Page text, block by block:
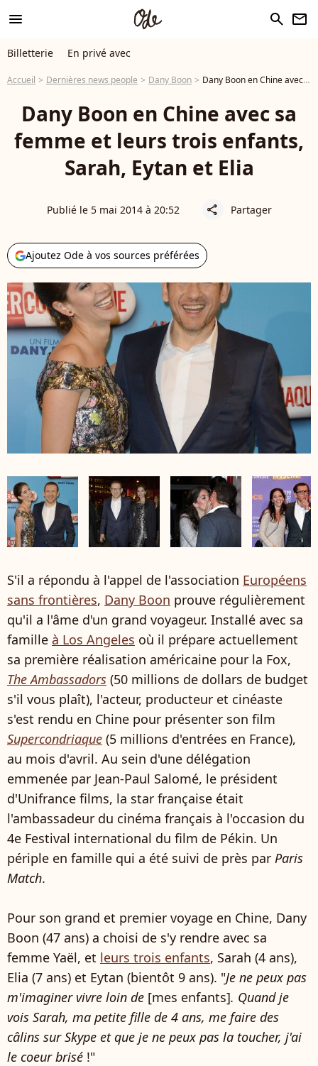
menu search newsletter
Billetterie En privé avec
Accueil Dernières news people Dany Boon Dany Boon en Chine avec sa femme et leurs trois enfants, Sarah, Eytan et Elia
Dany Boon en Chine avec sa
femme et leurs trois enfants,
Sarah, Eytan et Elia
Publié le 5 mai 2014 à 20:52 share Partager
Ajoutez Ode à vos sources préférées
S'il a répondu à l'appel de l'association Européens
sans frontières, Dany Boon prouve régulièrement
qu'il a l'âme d'un grand voyageur. Installé avec sa
famille à Los Angeles où il prépare actuellement
sa première réalisation américaine pour la Fox,
The Ambassadors (50 millions de dollars de budget
s'il vous plaît), l'acteur, producteur et cinéaste
s'est rendu en Chine pour présenter son film
Supercondriaque (5 millions d'entrées en France),
au mois d'avril. Au sein d'une délégation
emmenée par Jean-Paul Salomé, le président
d'Unifrance films, la star française était
l'ambassadeur du cinéma français à l'occasion du
4e Festival international du film de Pékin. Un
périple en famille qui a été suivi de près par Paris
Match.
Pour son grand et premier voyage en Chine, Dany
Boon (47 ans) a choisi de s'y rendre avec sa
femme Yaël, et leurs trois enfants, Sarah (4 ans),
Elia (7 ans) et Eytan (bientôt 9 ans). "Je ne peux pas
m'imaginer vivre loin de [mes enfants]. Quand je
vois Sarah, ma petite fille de 4 ans, me faire des
câlins sur Skype et que je ne peux pas la toucher, j'ai
le coeur brisé !"